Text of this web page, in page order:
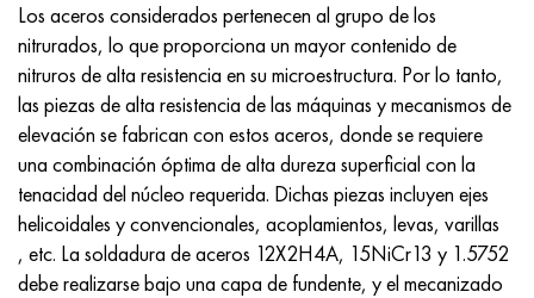
Los aceros considerados pertenecen al grupo de los
nitrurados, lo que proporciona un mayor contenido de
nitruros de alta resistencia en su microestructura. Por lo tanto,
las piezas de alta resistencia de las máquinas y mecanismos de
elevación se fabrican con estos aceros, donde se requiere
una combinación óptima de alta dureza superficial con la
tenacidad del núcleo requerida. Dichas piezas incluyen ejes
helicoidales y convencionales, acoplamientos, levas, varillas
, etc. La soldadura de aceros 12X2H4A, 15NiCr13 y 1.5752
debe realizarse bajo una capa de fundente, y el mecanizado
Hastelloy b3
hastelloy c4
hastelloy c22
Hastelloy C-276
Hastelloy C2000
40G, 40Mn4, AISI 1035
38XM, 42CrMo4, AISI 1.7225
40ХН, 36NiCr6, AISI 3135
40XFA, 1.7223, AISI 4142
45X, 45h, 1.7035